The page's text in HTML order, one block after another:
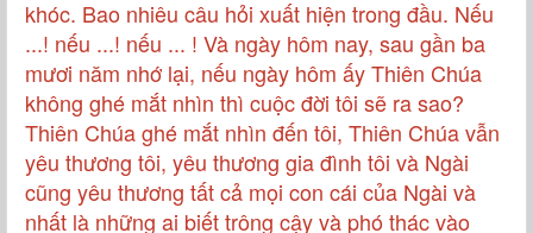
khóc. Bao nhiêu câu hỏi xuất hiện trong đầu. Nếu
...! nếu ...! nếu ... ! Và ngày hôm nay, sau gần ba
mươi năm nhớ lại, nếu ngày hôm ấy Thiên Chúa
không ghé mắt nhìn thì cuộc đời tôi sẽ ra sao?
Thiên Chúa ghé mắt nhìn đến tôi, Thiên Chúa vẫn
yêu thương tôi, yêu thương gia đình tôi và Ngài
cũng yêu thương tất cả mọi con cái của Ngài và
nhất là những ai biết trông cậy và phó thác vào